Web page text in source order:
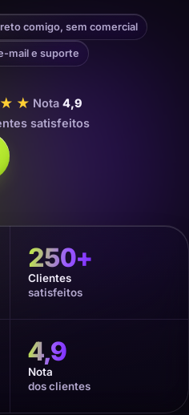
comigo, sem comercial
mail e suporte
Nota 4,9
satisfeitos
250+
Clientes
satisfeitos
4,9
Nota
dos clientes